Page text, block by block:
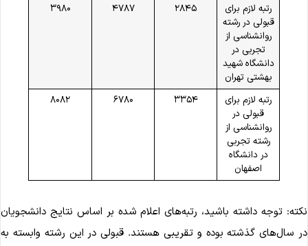
رتبه لازم برای
قبولی در رشته
روانشناسی از
تجربی در
دانشگاه شهید
بهشتی تهران
۲۸۴۵ ۴۷۸۷ ۳۹۸۰
رتبه لازم برای
قبولی در
روانشناسی از
رشته تجربی
در دانشگاه
اصفهان
۳۳۵۴ ۶۷۸۰ ۸۰۸۲
توجه داشته باشید، رتبه‌های اعلام شده بر اساس نتایج دانشجویان
سال‌های گذشته بوده و تقریبی هستند. قبولی در این رشته وابسته به